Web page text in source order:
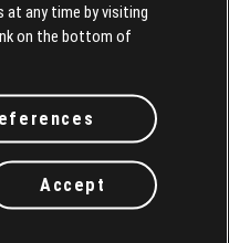
at any time by visiting
on the bottom of
Accept